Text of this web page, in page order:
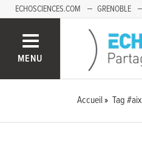
ECHOSCIENCES.COM GRENOBLE
MENU
Accueil Tag #aix